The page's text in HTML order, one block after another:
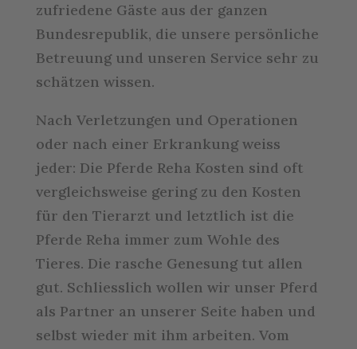
zufriedene Gäste aus der ganzen
Bundesrepublik, die unsere persönliche
Betreuung und unseren Service sehr zu
schätzen wissen.
Nach Verletzungen und Operationen
oder nach einer Erkrankung weiss
jeder: Die Pferde Reha Kosten sind oft
vergleichsweise gering zu den Kosten
für den Tierarzt und letztlich ist die
Pferde Reha immer zum Wohle des
Tieres. Die rasche Genesung tut allen
gut. Schliesslich wollen wir unser Pferd
als Partner an unserer Seite haben und
selbst wieder mit ihm arbeiten. Vom